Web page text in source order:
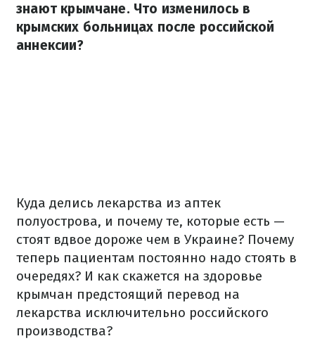
знают крымчане. Что изменилось в
крымских больницах после российской
аннексии?
Куда делись лекарства из аптек
полуострова, и почему те, которые есть —
стоят вдвое дороже чем в Украине? Почему
теперь пациентам постоянно надо стоять в
очередях? И как скажется на здоровье
крымчан предстоящий перевод на
лекарства исключительно российского
производства?